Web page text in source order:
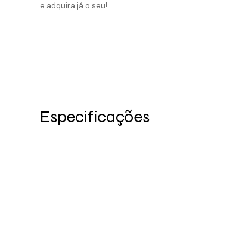
e adquira já o seu!.
Especificações